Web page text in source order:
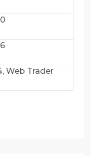
Web Trader